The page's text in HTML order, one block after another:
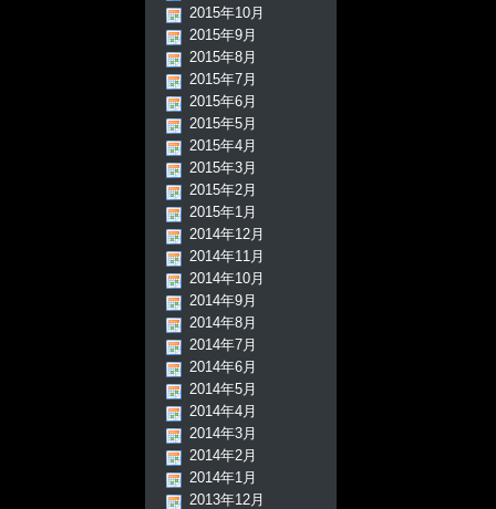
2015年10月
2015年9月
2015年8月
2015年7月
2015年6月
2015年5月
2015年4月
2015年3月
2015年2月
2015年1月
2014年12月
2014年11月
2014年10月
2014年9月
2014年8月
2014年7月
2014年6月
2014年5月
2014年4月
2014年3月
2014年2月
2014年1月
2013年12月